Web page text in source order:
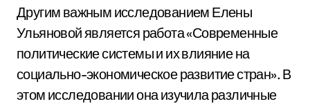
Другим важным исследованием Елены
Ульяновой является работа «Современные
политические системы и их влияние на
социально-экономическое развитие стран». В
этом исследовании она изучила различные